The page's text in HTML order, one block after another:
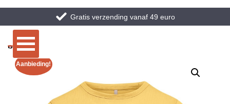
Gratis verzending vanaf 49 euro
Aanbieding!